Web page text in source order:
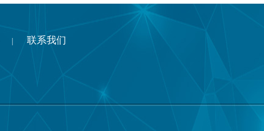
联系我们